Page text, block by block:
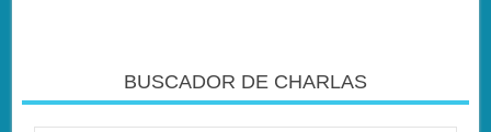
BUSCADOR DE CHARLAS